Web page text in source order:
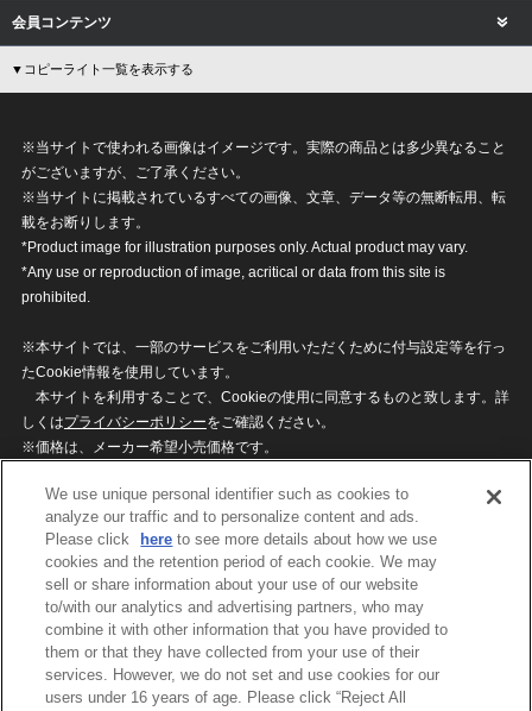
会員コンテンツ
▼コピーライト一覧を表示する
※当サイトで使われる画像はイメージです。実際の商品とは多少異なること
がございますが、ご了承ください。
※当サイトに掲載されているすべての画像、文章、データ等の無断転用、転
載をお断りします。
*Product image for illustration purposes only. Actual product may vary.
*Any use or reproduction of image, acritical or data from this site is
prohibited.
※本サイトでは、一部のサービスをご利用いただくために付与設定等を行っ
たCookie情報を使用しています。
本サイトを利用することで、Cookieの使用に同意するものと致します。詳
しくはプライバシーポリシーをご確認ください。
※価格は、メーカー希望小売価格です。
ざいますのでご了承ください。
privacypolicy
Do Not Sell or Share My
Personal Information
ウェブサイトご利用条件
ソーシャルメディアポリシー
個人情報保護方針
お問い合わせ
We use unique personal identifier such as cookies to
analyze our traffic and to personalize content and ads.
Please click
here to see more details about how we use
cookies and the retention period of each cookie. We may
sell or share information about your use of our website
to/with our analytics and advertising partners, who may
combine it with other information that you have provided to
them or that they have collected from your use of their
services. However, we do not set and use cookies for our
users under 16 years of age. Please click “Reject All